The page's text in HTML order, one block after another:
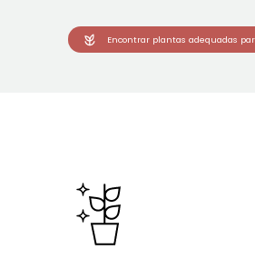
Encontrar plantas adequadas